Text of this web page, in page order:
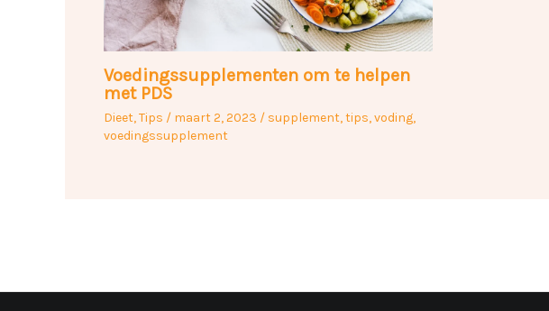
Voedingssupplementen om te helpen
met PDS
Dieet,Tips / maart 2, 2023 / supplement,tips,voding,
voedingssupplement